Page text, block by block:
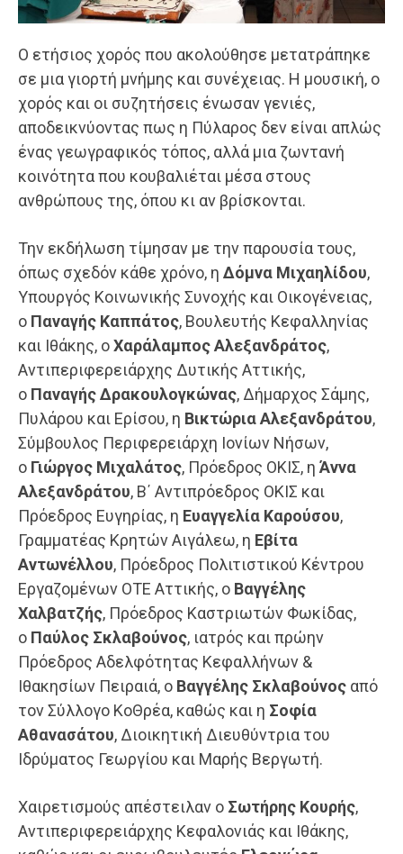
Ο ετήσιος χορός που ακολούθησε μετατράπηκε
σε μια γιορτή μνήμης και συνέχειας. Η μουσική, ο
χορός και οι συζητήσεις ένωσαν γενιές,
αποδεικνύοντας πως η Πύλαρος δεν είναι απλώς
ένας γεωγραφικός τόπος, αλλά μια ζωντανή
κοινότητα που κουβαλιέται μέσα στους
ανθρώπους της, όπου κι αν βρίσκονται.
Την εκδήλωση τίμησαν με την παρουσία τους,
όπως σχεδόν κάθε χρόνο, η Δόμνα Μιχαηλίδου,
Υπουργός Κοινωνικής Συνοχής και Οικογένειας,
ο Παναγής Καππάτος, Βουλευτής Κεφαλληνίας
και Ιθάκης, οΧαράλαμπος Αλεξανδράτος,
Αντιπεριφερειάρχης Δυτικής Αττικής,
ο Παναγής Δρακουλογκώνας, Δήμαρχος Σάμης,
Πυλάρου και Ερίσου, η Βικτώρια Αλεξανδράτου,
Σύμβουλος Περιφερειάρχη Ιονίων Νήσων,
ο Γιώργος Μιχαλάτος, Πρόεδρος ΟΚΙΣ, η Άννα
Αλεξανδράτου, Β΄ Αντιπρόεδρος ΟΚΙΣ και
Πρόεδρος Ευγηρίας, η Ευαγγελία Καρούσου,
Γραμματέας Κρητών Αιγάλεω, η Εβίτα
Αντωνέλλου, Πρόεδρος Πολιτιστικού Κέντρου
Εργαζομένων ΟΤΕ Αττικής, ο Βαγγέλης
Χαλβατζής, Πρόεδρος Καστριωτών Φωκίδας,
ο Παύλος Σκλαβούνος, ιατρός και πρώην
Πρόεδρος Αδελφότητας Κεφαλλήνων &
Ιθακησίων Πειραιά, ο Βαγγέλης Σκλαβούνος από
τον Σύλλογο ΚοΘρέα, καθώς και η Σοφία
Αθανασάτου, Διοικητική Διευθύντρια του
Ιδρύματος Γεωργίου και Μαρής Βεργωτή.
Χαιρετισμούς απέστειλαν ο Σωτήρης Κουρής,
Αντιπεριφερειάρχης Κεφαλονιάς και Ιθάκης,